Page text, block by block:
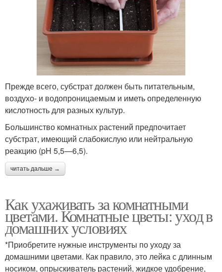
Прежде всего, субстрат должен быть питательным,
воздухо- и водопроницаемым и иметь определенную
кислотность для разных культур.
Большинство комнатных растений предпочитает
субстрат, имеющий слабокислую или нейтральную
реакцию (pH 5,5—6,5).
читать дальше →
Как ухаживать за комнатными
цветами. Комнатные цветы: уход в
домашних условиях
*Приобретите нужные инструменты по уходу за
домашними цветами. Как правило, это лейка с длинным
носиком, опрыскиватель растений, жидкое удобрение,